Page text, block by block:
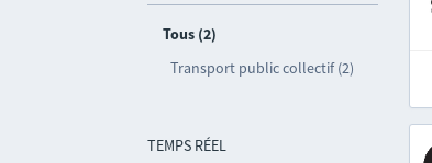
Tous (2)
Transport public collectif (2)
TEMPS RÉEL